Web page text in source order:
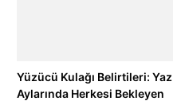
Yüzücü Kulağı Belirtileri: Yaz
Aylarında Herkesi Bekleyen